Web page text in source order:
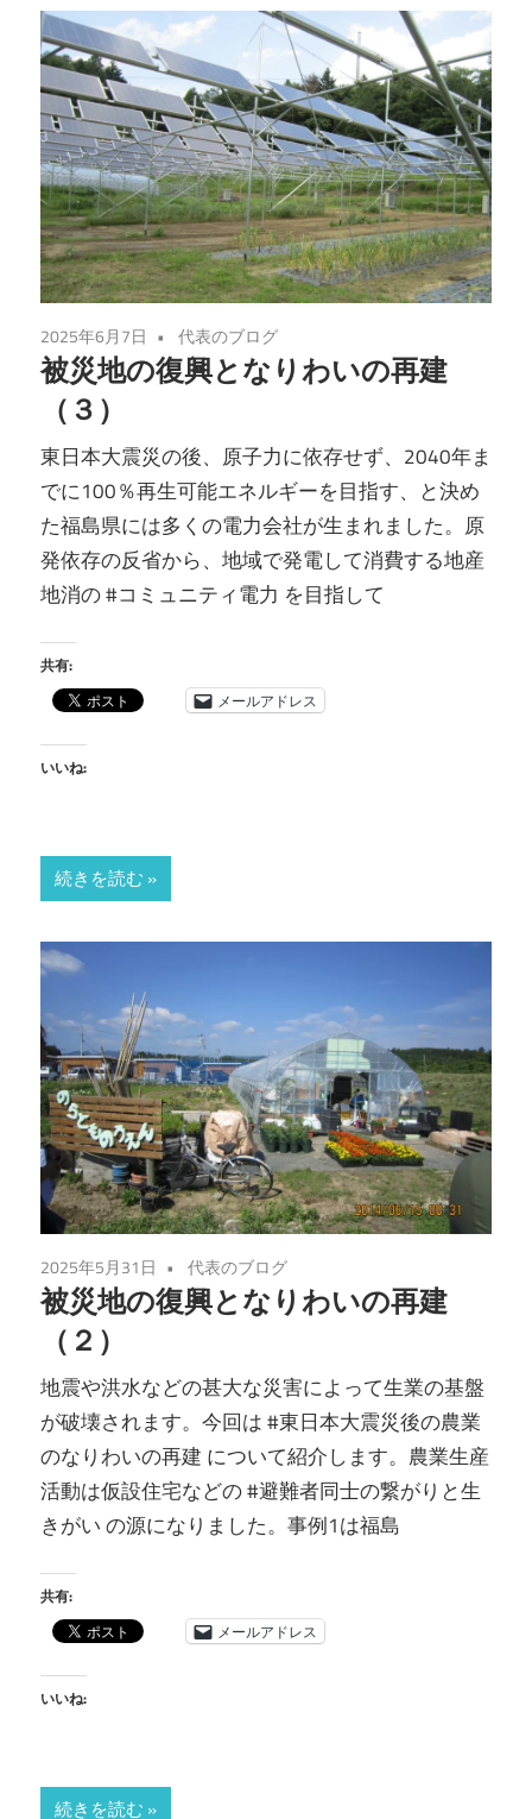
2025年6月7日 代表のブログ
被災地の復興となりわいの再建
（３）
東日本大震災の後、原子力に依存せず、2040年ま
でに100％再生可能エネルギーを目指す、と決め
た福島県には多くの電力会社が生まれました。原
発依存の反省から、地域で発電して消費する地産
地消の #コミュニティ電力 を目指して
共有:
メールアドレス
いいね:
続きを読む
2025年5月31日 代表のブログ
被災地の復興となりわいの再建
（２）
地震や洪水などの甚大な災害によって生業の基盤
が破壊されます。今回は #東日本大震災後の農業
のなりわいの再建 について紹介します。農業生産
活動は仮設住宅などの #避難者同士の繋がりと生
きがい の源になりました。事例1は福島
共有:
メールアドレス
いいね:
続きを読む